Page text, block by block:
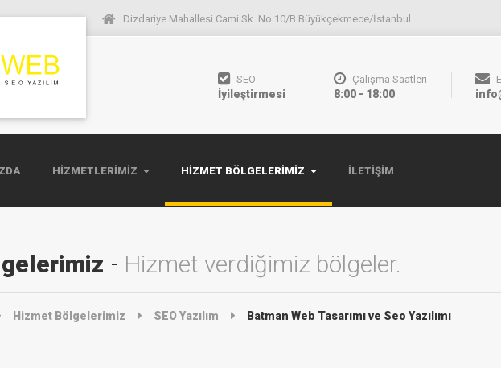
Dizdariye Mahallesi Cami Sk. No:10/B Büyükçekmece/İstanbul
HIZMETLERIMIZ HIZMET BÖLGELERIMIZ İLETIŞIM
SEO
İyileştirmesi
Çalışma Saatleri
8:00 - 18:00
Hizmet verdiğimiz bölgeler.
Hizmet Bölgelerimiz SEO Yazılım Batman ‎Web Tasarımı ve Seo Yazılımı